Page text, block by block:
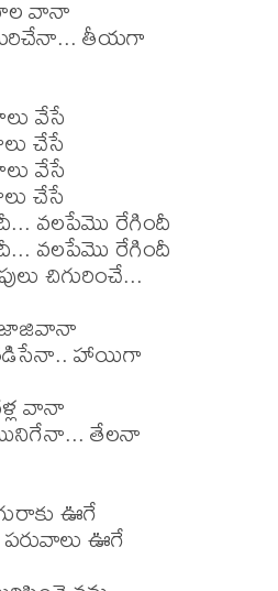
వానా
తీయగా
వేసే
చేసే
వేసే
చేసే
వలపేమొ రేగిందీ
వలపేమొ రేగిందీ
చిగురించే...
హాయిగా
వానా
తేలనా
ఊగే
ఊగే